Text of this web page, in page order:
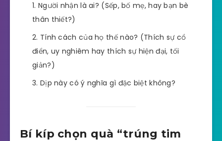
Người nhận là ai? (Sếp, bố mẹ, hay bạn bè
thân thiết?)
Tính cách của họ thế nào? (Thích sự cổ
điển, uy nghiêm hay thích sự hiện đại, tối
giản?)
Dịp này có ý nghĩa gì đặc biệt không?
Bí kíp chọn quà “trúng tim